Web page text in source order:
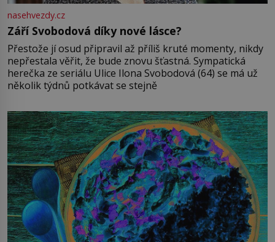
nasehvezdy.cz
Září Svobodová díky nové lásce?
Přestože jí osud připravil až příliš kruté momenty, nikdy
nepřestala věřit, že bude znovu šťastná. Sympatická
herečka ze seriálu Ulice Ilona Svobodová (64) se má už
několik týdnů potkávat se stejně